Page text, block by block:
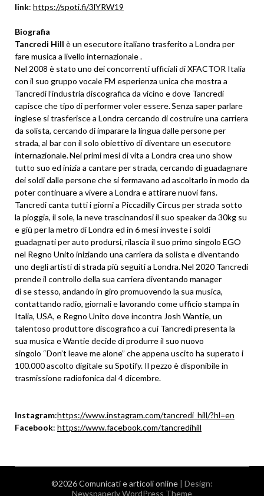
link: https://spoti.fi/3lYRW19
Biografia
Tancredi Hill è un esecutore italiano trasferito a Londra per
fare musica a livello internazionale .
Nel 2008 è stato uno dei concorrenti ufficiali di XFACTOR Italia
con il suo gruppo vocale FM esperienza unica che mostra a
Tancredi l’industria discografica da vicino e dove Tancredi
capisce che tipo di performer voler essere. Senza saper parlare
inglese si trasferisce a Londra cercando di costruire una carriera
da solista, cercando di imparare la lingua dalle persone per
strada, al bar con il solo obiettivo di diventare un esecutore
internazionale. Nei primi mesi di vita a Londra crea uno show
tutto suo ed inizia a cantare per strada, cercando di guadagnare
dei soldi dalle persone che si fermavano ad ascoltarlo in modo da
poter continuare a vivere a Londra e attirare nuovi fans.
Tancredi canta tutti i giorni a Piccadilly Circus per strada sotto
la pioggia, il sole, la neve trascinandosi il suo speaker da 30kg su
e giù per la metro di Londra ed in 6 mesi investe i soldi
guadagnati per auto prodursi, rilascia il suo primo singolo EGO
nel Regno Unito iniziando una carriera da solista e diventando
uno degli artisti di strada più seguiti a Londra. Nel 2020 Tancredi
prende il controllo della sua carriera diventando manager
di se stesso, andando in giro promuovendo la sua musica,
contattando radio, giornali e lavorando come ufficio stampa in
Italia, USA, e Regno Unito dove incontra Josh Wantie, un
talentoso produttore discografico a cui Tancredi presenta la
sua musica e Wantie decide di produrre il suo nuovo
singolo “Don’t leave me alone” che appena uscito ha superato i
100.000 ascolto digitale su Spotify. Il pezzo è disponibile in
trasmissione radiofonica dal 4 dicembre.
Instagram:https://www.instagram.com/tancredi_hill/?hl=en
Facebook: https://www.facebook.com/tancredihill
©2026 Comunicati e articoli online | Design:
Newspaperly WordPress Theme